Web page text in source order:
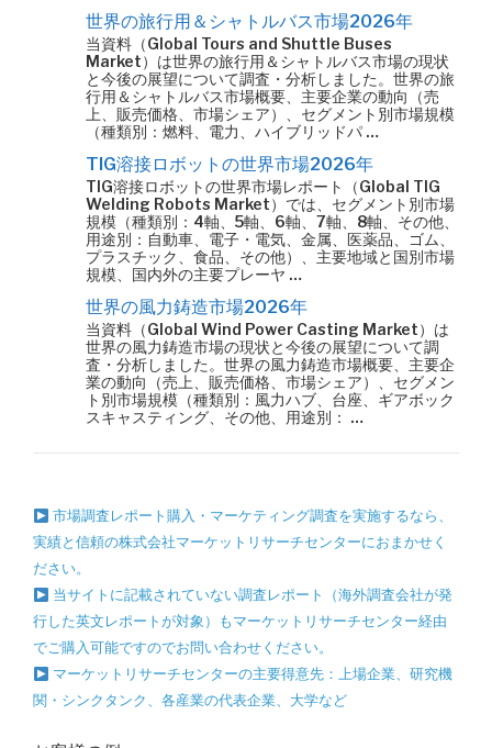
世界の旅行用＆シャトルバス市場2026年
当資料（Global Tours and Shuttle Buses
Market）は世界の旅行用＆シャトルバス市場の現状
と今後の展望について調査・分析しました。世界の旅
行用＆シャトルバス市場概要、主要企業の動向（売
上、販売価格、市場シェア）、セグメント別市場規模
（種類別：燃料、電力、ハイブリッドパ …
TIG溶接ロボットの世界市場2026年
TIG溶接ロボットの世界市場レポート（Global TIG
Welding Robots Market）では、セグメント別市場
規模（種類別：4軸、5軸、6軸、7軸、8軸、その他、
用途別：自動車、電子・電気、金属、医薬品、ゴム、
プラスチック、食品、その他）、主要地域と国別市場
規模、国内外の主要プレーヤ …
世界の風力鋳造市場2026年
当資料（Global Wind Power Casting Market）は
世界の風力鋳造市場の現状と今後の展望について調
査・分析しました。世界の風力鋳造市場概要、主要企
業の動向（売上、販売価格、市場シェア）、セグメン
ト別市場規模（種類別：風力ハブ、台座、ギアボック
スキャスティング、その他、用途別： …
市場調査レポート購入・マーケティング調査を実施するなら、
実績と信頼の株式会社マーケットリサーチセンターにおまかせく
ださい。
当サイトに記載されていない調査レポート（海外調査会社が発
行した英文レポートが対象）もマーケットリサーチセンター経由
でご購入可能ですのでお問い合わせください。
マーケットリサーチセンターの主要得意先：上場企業、研究機
関・シンクタンク、各産業の代表企業、大学など